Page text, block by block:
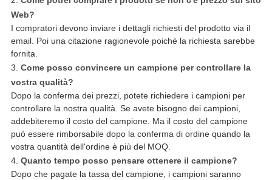
Web?
I compratori devono inviare i dettagli richiesti del prodotto via il
email. Poi una citazione ragionevole poichè la richiesta sarebbe
fornita.
3. Come posso convincere un campione per controllare la
vostra qualità?
Dopo la conferma dei prezzi, potete richiedere i campioni per
controllare la nostra qualità. Se avete bisogno dei campioni,
addebiteremo il costo del campione. Ma il costo del campione
può essere rimborsabile dopo la conferma di ordine quando la
vostra quantità dell'ordine è più del MOQ.
4. Quanto tempo posso pensare ottenere il campione?
Dopo che pagate la tassa del campione, i campioni saranno